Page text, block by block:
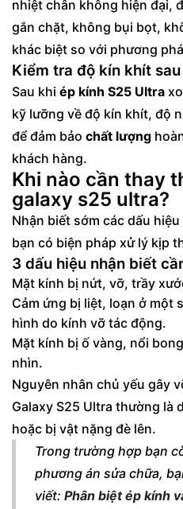
nhiệt chân không hiện đại,
gắn chặt, không bụi bọt,
khác biệt so với phương
Kiểm tra độ kín khít
Sau khi ép kính S25 Ultra
kỹ lưỡng về độ kín khít, độ
để đảm bảo chất lượng
khách hàng.
Khi nào cần thay
galaxy s25 ultra?
Nhận biết sớm các dấu
bạn có biện pháp xử lý kịp
3 dấu hiệu nhận biết
Mặt kính bị nứt, vỡ, trầy
Cảm ứng bị liệt, loạn ở một
hình do kính vỡ tác động.
Mặt kính bị ố vàng, nổi
nhìn.
Nguyên nhân chủ yếu gây
Galaxy S25 Ultra thường là
hoặc bị vật nặng đè lên.
Trong trường hợp bạn
phương án sửa chữa,
viết: Phân biệt ép kính